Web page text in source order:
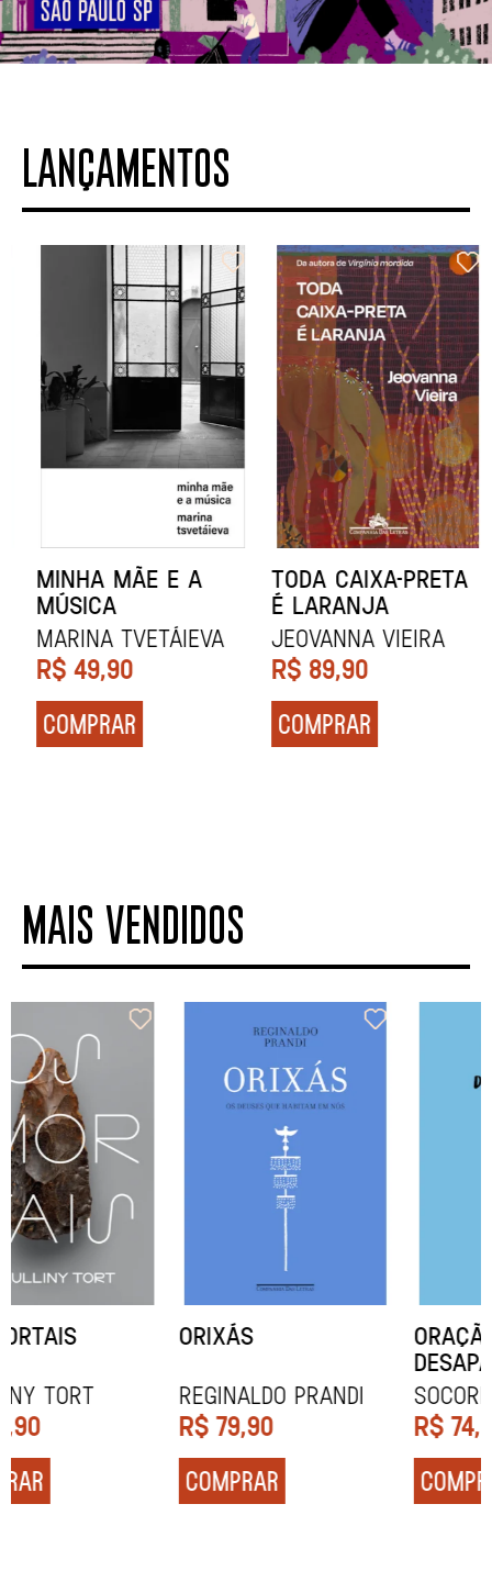
LANÇAMENTOS
MINHA MÃE E A
MÚSICA
Marina Tvetáieva
R$ 49,90
COMPRAR
TODA CAIXA-PRETA
É LARANJA
Jeovanna Vieira
R$ 89,90
COMPRAR
MAIS VENDIDOS
ORIXÁS
REGINALDO PRANDI
R$
COMPRAR
Socorro Acioli
R$
COMPRAR